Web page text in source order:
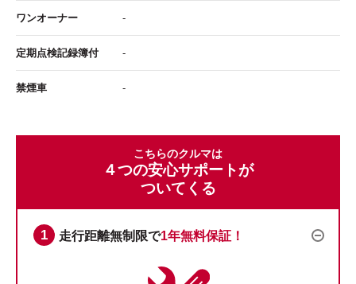
ワンオーナー -
定期点検記録簿付 -
禁煙車 -
こちらのクルマは
４つの安心サポートが
ついてくる
走行距離無制限で1年無料保証！